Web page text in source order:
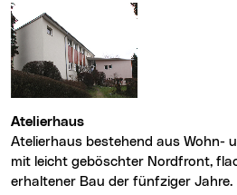
Atelierhaus
Atelierhaus bestehend aus Wohn-
mit leicht geböschter Nordfront,
erhaltener Bau der fünfziger Jahre.